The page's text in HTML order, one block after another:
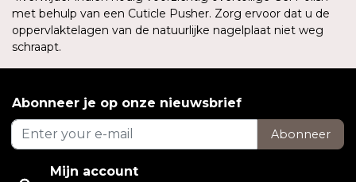
met behulp van een Cuticle Pusher. Zorg ervoor dat u de
oppervlaktelagen van de natuurlijke nagelplaat niet weg
schraapt.
Abonneer je op onze nieuwsbrief
Abonneer
Mijn account